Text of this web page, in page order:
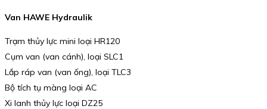
Van HAWE Hydraulik
Trạm thủy lực mini loại HR120
Cụm van (van cánh), loại SLC1
Lắp ráp van (van ống), loại TLC3
Bộ tích tụ màng loại AC
Xi lanh thủy lực loại DZ25